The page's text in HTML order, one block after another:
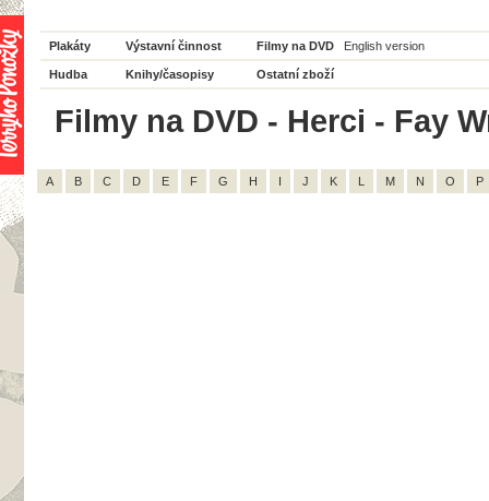
Plakáty Výstavní činnost Filmy na DVD English version
Hudba Knihy/časopisy Ostatní zboží
Filmy na DVD - Herci - Fay
A B C D E F G H I J K L M N O P